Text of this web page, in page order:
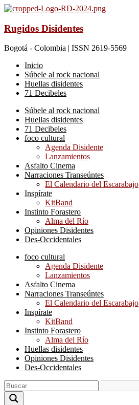
Rugidos Disidentes
Bogotá - Colombia | ISSN 2619-5569
Inicio
Súbele al rock nacional
Huellas disidentes
71 Decibeles
Súbele al rock nacional
Huellas disidentes
71 Decibeles
foco cultural
Agenda Disidente
Lanzamientos
Asfalto Cinema
Narraciones Transeúntes
El Calendario del Escarabajo
Inspírate
KitBand
Instinto Forastero
Alma del Río
Opiniones Disidentes
Des-Occidentales
foco cultural
Agenda Disidente
Lanzamientos
Asfalto Cinema
Narraciones Transeúntes
El Calendario del Escarabajo
Inspírate
KitBand
Instinto Forastero
Alma del Río
Huellas disidentes
Opiniones Disidentes
Des-Occidentales